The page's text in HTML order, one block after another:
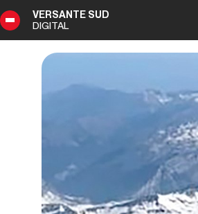
VERSANTE SUD
DIGITAL